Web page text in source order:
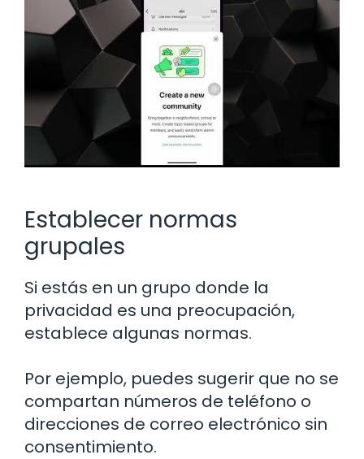
Establecer normas
grupales
Si estás en un grupo donde la
privacidad es una preocupación,
establece algunas normas.
Por ejemplo, puedes sugerir que no se
compartan números de teléfono o
direcciones de correo electrónico sin
consentimiento.